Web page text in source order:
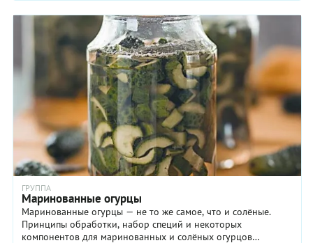
ГРУППА
Маринованные огурцы
Маринованные огурцы — не то же самое, что и солёные.
Принципы обработки, набор специй и некоторых
компонентов для маринованных и солёных огурцов